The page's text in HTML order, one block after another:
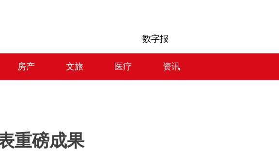
数字报
房产 文旅 医疗 资讯
重磅成果